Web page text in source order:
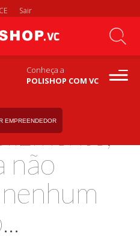
Sair
Conheça a
POLISHOP COM VC
EMPREENDEDOR
não